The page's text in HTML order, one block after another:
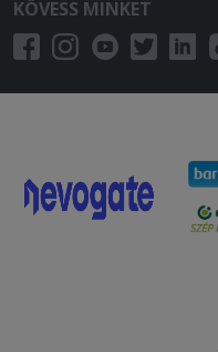
KÖVESS MINKET